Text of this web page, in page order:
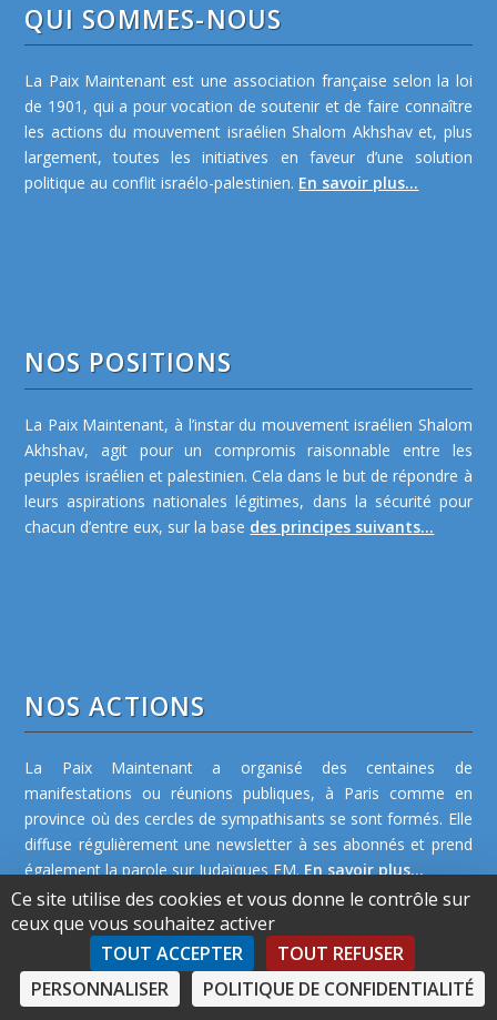
QUI SOMMES-NOUS
La Paix Maintenant est une association française selon la loi
de 1901, qui a pour vocation de soutenir et de faire connaître
les actions du mouvement israélien Shalom Akhshav et, plus
largement, toutes les initiatives en faveur d’une solution
politique au conflit israélo-palestinien. En savoir plus...
NOS POSITIONS
La Paix Maintenant, à l’instar du mouvement israélien Shalom
Akhshav, agit pour un compromis raisonnable entre les
peuples israélien et palestinien. Cela dans le but de répondre à
leurs aspirations nationales légitimes, dans la sécurité pour
chacun d’entre eux, sur la base des principes suivants...
NOS ACTIONS
La Paix Maintenant a organisé des centaines de
manifestations ou réunions publiques, à Paris comme en
province où des cercles de sympathisants se sont formés. Elle
diffuse régulièrement une newsletter à ses abonnés et prend
également la parole sur Judaïques FM.En savoir plus...
©2026 La Paix Maintenant -Plan de site
Ce site utilise des cookies et vous donne le contrôle sur
ceux que vous souhaitez activer
TOUT ACCEPTER
TOUT REFUSER
PERSONNALISER
POLITIQUE DE CONFIDENTIALITÉ